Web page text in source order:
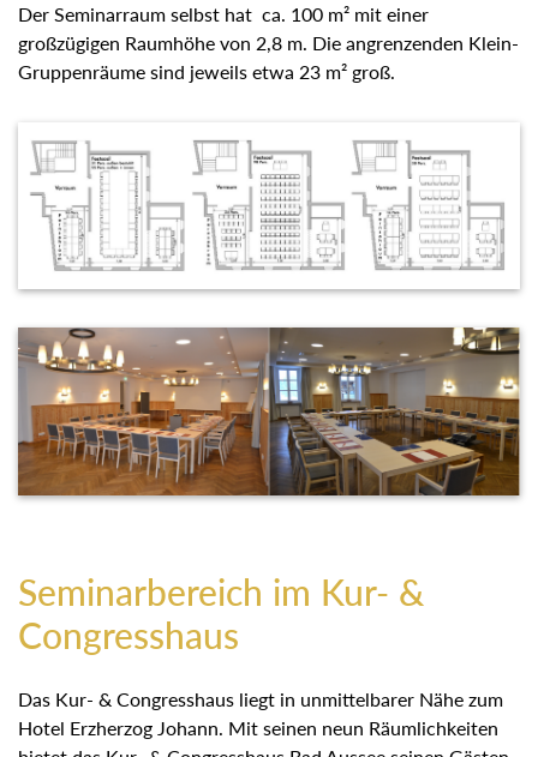
Der Seminarraum selbst hat ca. 100 m² mit einer
großzügigen Raumhöhe von 2,8 m. Die angrenzenden Klein-
Gruppenräume sind jeweils etwa 23 m² groß.
Seminarbereich im Kur- &
Congresshaus
Das Kur- & Congresshaus liegt in unmittelbarer Nähe zum
Hotel Erzherzog Johann. Mit seinen neun Räumlichkeiten